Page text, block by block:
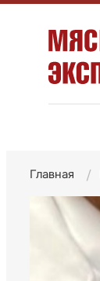
Главная